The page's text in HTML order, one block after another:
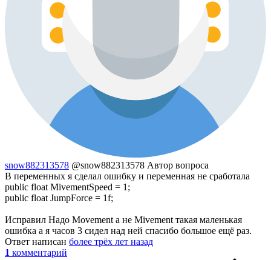
snow882313578 @snow882313578 Автор вопроса
В переменных я сделал ошибку и переменная не сработала
public float MivementSpeed = 1;
public float JumpForce = 1f;
Исправил Надо Movement а не Mivement такая маленькая
ошибка а я часов 3 сидел над ней спасибо большое ещё раз.
Ответ написан более трёх лет назад
1 комментарий